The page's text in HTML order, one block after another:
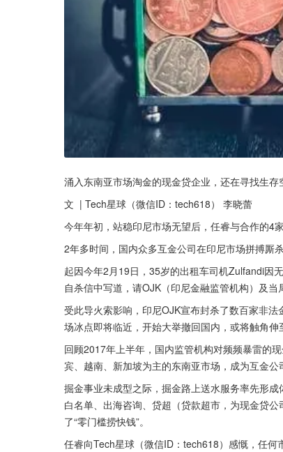
涌入东南亚市场淘金的现金贷企业，还在寻找生存
文  | Tech星球（微信ID：tech618） 李晓蕾
今年年初，站稳印尼市场无望后，任睿与合作的4
2年多时间，国内众多互金公司在印尼市场拼搏厮
起因今年2月19日，35岁的出租车司机Zulfandi因
自杀信中写道，请OJK（印尼金融监管机构）及当
受此导火索影响，印尼OJK宣布封杀了数百家非
场冰点即将临近，开始大举撤回国内，或将触角伸
回顾2017年上半年，国内监管机构对频频暴雷的
宾、越南、新加坡为主的东南亚市场，成为互金公
掘金事业未成型之际，掘金路上送水服务率先形
白名单、出海咨询、贷超（贷款超市，为现金贷
了“零门槛捞快钱”。
任睿向Tech星球（微信ID：tech618）感慨，任